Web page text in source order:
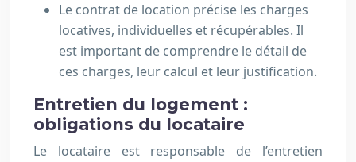
Le contrat de location précise les charges
locatives, individuelles et récupérables. Il
est important de comprendre le détail de
ces charges, leur calcul et leur justification.
Entretien du logement :
obligations du locataire
Le locataire est responsable de l’entretien